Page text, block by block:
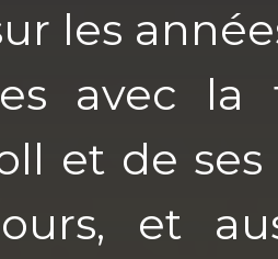
les
avec la
et de
et